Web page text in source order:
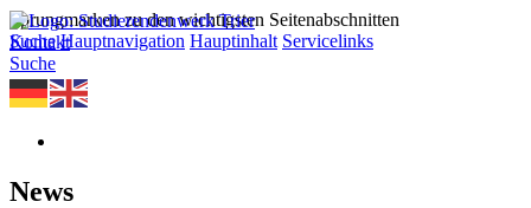
Sprungmarken zu den wichtigsten Seitenabschnitten
Suche Hauptnavigation Hauptinhalt Servicelinks
Kontakt
Suche
News